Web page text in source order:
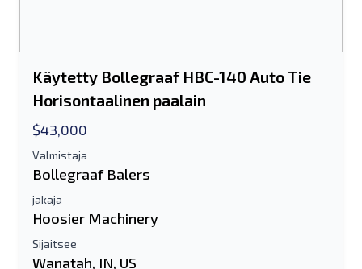
Käytetty Bollegraaf HBC-140 Auto Tie
Horisontaalinen paalain
$43,000
Valmistaja
Bollegraaf Balers
jakaja
Hoosier Machinery
Sijaitsee
Wanatah, IN, US